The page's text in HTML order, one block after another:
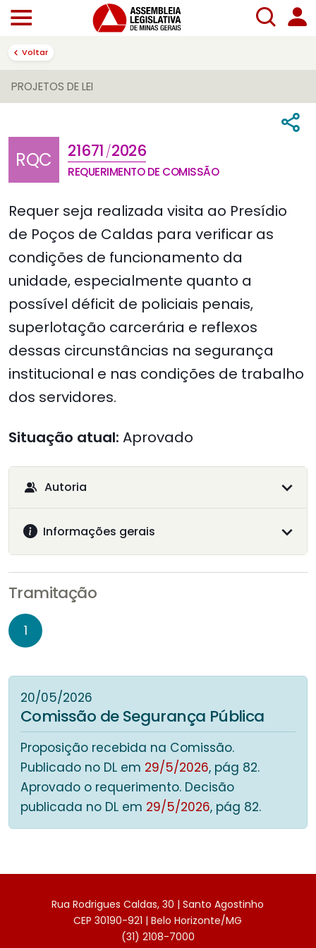
Voltar
PROJETOS DE LEI
RQC 21671 /2026
REQUERIMENTO DE COMISSÃO
Requer seja realizada visita ao Presídio
de Poços de Caldas para verificar as
condições de funcionamento da
unidade, especialmente quanto a
possível déficit de policiais penais,
superlotação carcerária e reflexos
dessas circunstâncias na segurança
institucional e nas condições de trabalho
dos servidores.
Situação atual: Aprovado
Autoria
Informações gerais
Tramitação
1
20/05/2026
Comissão de Segurança Pública
Proposição recebida na Comissão.
Publicado no DL em 29/5/2026, pág 82.
Aprovado o requerimento. Decisão
publicada no DL em 29/5/2026, pág 82.
Rua Rodrigues Caldas, 30 | Santo Agostinho
CEP 30190-921 | Belo Horizonte/MG
(31) 2108-7000